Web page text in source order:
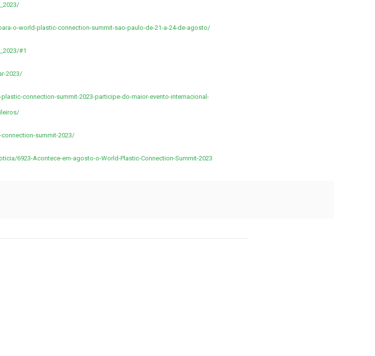
o-world-plastic-connection-summit-sao-paulo-de-21-a-24-de-agosto/
#1
2023/
connection-summit-2023-participe-do-maior-evento-internacional-
summit-2023/
6923-Acontece-em-agosto-o-World-Plastic-Connection-Summit-2023